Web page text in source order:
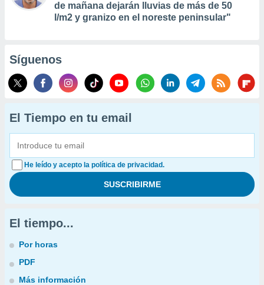
de mañana dejarán lluvias de más de 50
l/m2 y granizo en el noreste peninsular"
Síguenos
El Tiempo en tu email
He leído y acepto la política de privacidad.
El tiempo...
Por horas
PDF
Más información